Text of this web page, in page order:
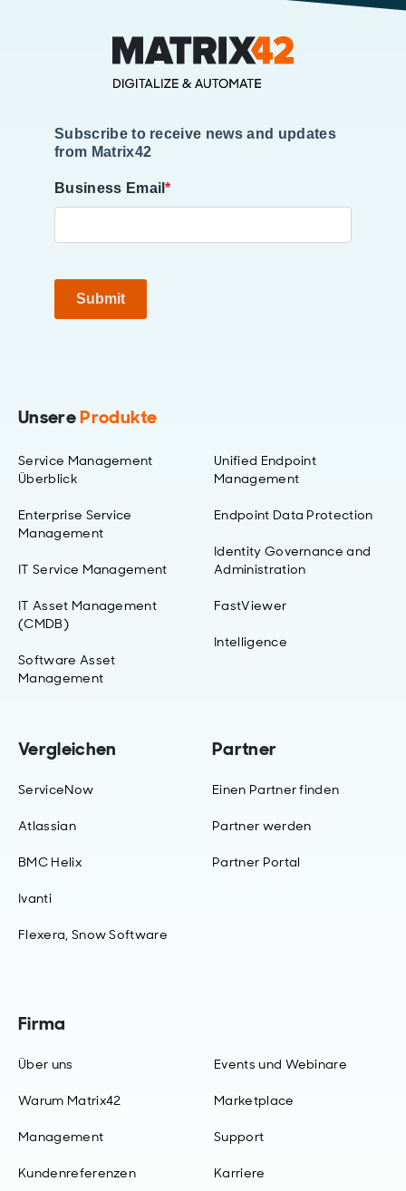
Subscribe to receive news and updates
from Matrix42
Business Email*
Submit
UnsereProdukte
Service Management
Überblick
Enterprise Service
Management
IT Service Management
IT Asset Management
(CMDB)
Software Asset
Management
Unified Endpoint
Management
Endpoint Data Protection
Identity Governance and
Administration
FastViewer
Intelligence
Vergleichen
ServiceNow
Atlassian
BMC Helix
Ivanti
Flexera, Snow Software
Firma
Über uns
Warum Matrix42
Management
Kundenreferenzen
Events und Webinare
Marketplace
Support
Karriere
Partner
Einen Partner finden
Partner werden
Partner Portal